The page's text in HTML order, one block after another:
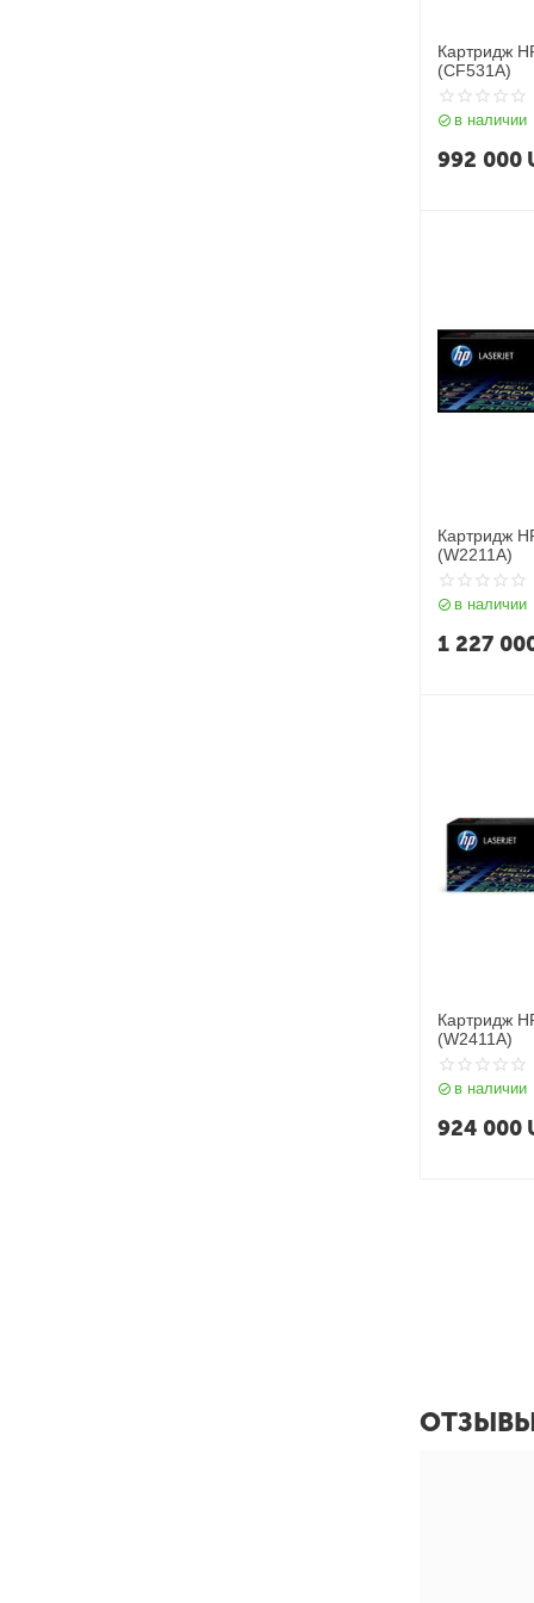
Картридж
(CF531A)
в наличии
992 000
Картридж
(W2211A)
в наличии
1 227
Картридж
(W2411A)
в наличии
924 000